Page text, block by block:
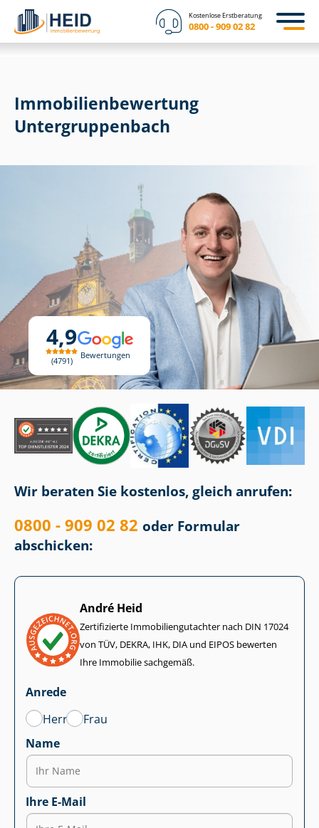
Kostenlose Erstberatung
0800 - 909 02 82
4,9
4791
Bewertungen
Immobilien­bewertung
Un­ter­grup­pen­bach
Wir beraten Sie kostenlos, gleich anrufen:
0800 - 909 02 82 oder Formular
abschicken:
André Heid
Zertifizierte Im­mo­bi­li­en­gut­ach­ter nach DIN 17024
von TÜV, DEKRA, IHK, DIA und EIPOS bewerten
Ihre Immobilie sachgemäß.
Anrede
Herr
Frau
Name
Ihre E-Mail